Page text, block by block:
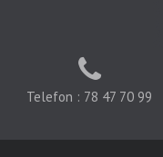
Telefon : 78 47 70 99